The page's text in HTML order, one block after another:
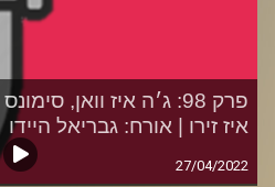
פרק 98: ג׳ה איז וואן, סימונס
איז זירו | אורח: גבריאל היידו
27/04/2022